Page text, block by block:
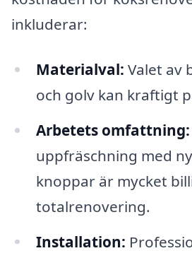
inkluderar:
Materialval: Valet av
och golv kan kraftigt
Arbetets omfattning:
uppfräschning med
knoppar är mycket
totalrenovering.
Installation: